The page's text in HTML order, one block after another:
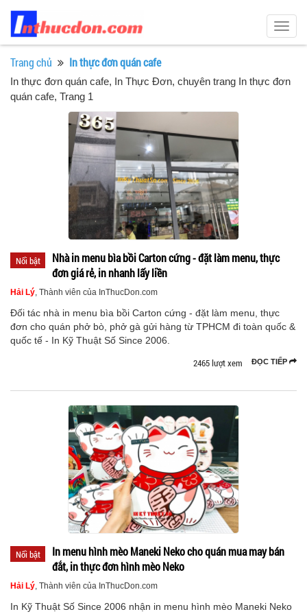
Trang chủ In thực đơn quán cafe
In thực đơn quán cafe, In Thực Đơn, chuyên trang In thực đơn
quán cafe, Trang 1
Nổi bật
Nhà in menu bìa bồi Carton cứng - đặt làm menu, thực
đơn giá rẻ, in nhanh lấy liền
Hải Lý, Thành viên của InThucDon.com
Đối tác nhà in menu bìa bồi Carton cứng - đặt làm menu, thực
đơn cho quán phở bò, phở gà gửi hàng từ TPHCM đi toàn quốc &
quốc tế - In Kỹ Thuật Số Since 2006.
ĐỌC TIẾP
2465 lượt xem
Nổi bật
In menu hình mèo Maneki Neko cho quán mua may bán
đắt, in thực đơn hình mèo Neko
Hải Lý, Thành viên của InThucDon.com
In Kỹ Thuật Số Since 2006 nhận in menu hình mèo Maneki Neko